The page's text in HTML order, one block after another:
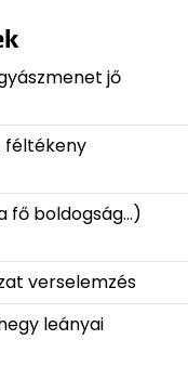
jő
féltékeny
fő boldogság…)
verselemzés
leányai